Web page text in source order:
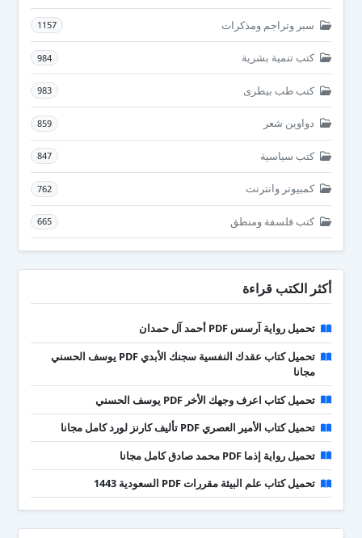
سير وتراجم ومذكرات 1157
كتب تنمية بشرية 984
كتب طب بيطرى 983
دواوين شعر 859
كتب سياسية 847
كمبيوتر وانترنت 762
كتب فلسفة ومنطق 665
أكثر الكتب قراءة
تحميل رواية آرسس PDF أحمد آل حمدان
تحميل كتاب عقدك النفسية سجنك الأبدي PDF يوسف الحسني
مجانا
تحميل كتاب اعرف وجهك الأخر PDF يوسف الحسني
تحميل كتاب الأمير العصري PDF تأليف كارنز لورد كامل مجانا
تحميل رواية إذما PDF محمد صادق كامل مجانا
تحميل كتاب علم البيئة مقررات PDF السعودية 1443